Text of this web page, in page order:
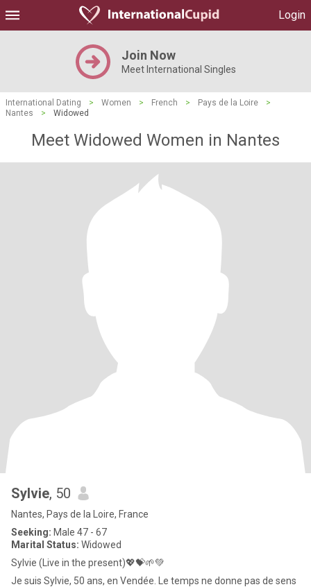
Login
Join Now
Meet International Singles
International Dating > Women > French > Pays de la Loire
>
Nantes
> Widowed
Meet Widowed Women in Nantes
Sylvie, 50
Nantes, Pays de la Loire, France
Seeking: Male 47 - 67
Marital Status: Widowed
Sylvie (Live in the present)💖💝🌱💚
Je suis Sylvie, 50 ans, en Vendée. Le temps ne donne pas de sens